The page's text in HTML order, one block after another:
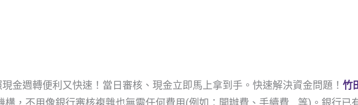
金週轉便利又快速！當日審核、現金立即馬上拿到手。快速解決資金問題！竹
構，不用像銀行審核複雜也無需任何費用(例如：開辦費、手續費….等)。銀行已